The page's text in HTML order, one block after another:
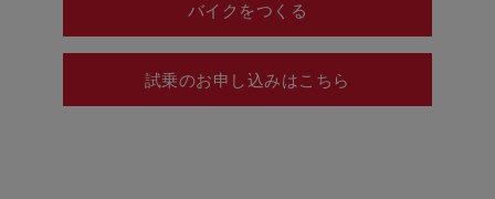
バイクをつくる
試乗のお申し込みはこちら